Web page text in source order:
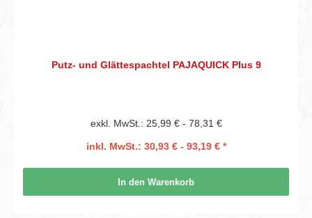
Putz- und Glättespachtel PAJAQUICK Plus 9
exkl. MwSt.: 25,99 € - 78,31 €
inkl. MwSt.: 30,93 € - 93,19 € *
In den Warenkorb